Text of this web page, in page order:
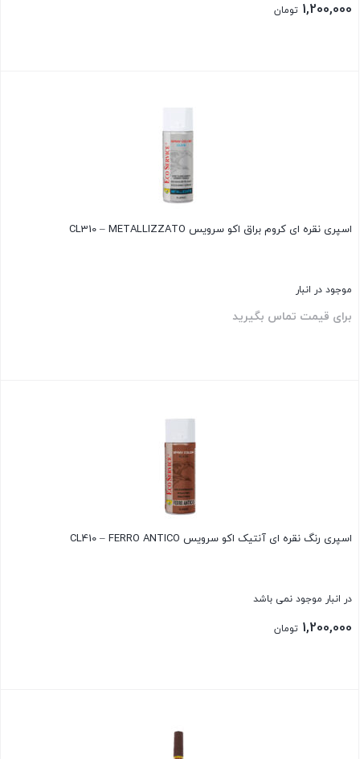
1,200,000 تومان
اسپری نقره ای کروم براق اکو سرویس CL310 – METALLIZZATO
موجود در انبار
برای قیمت تماس بگیرید
اسپری رنگ نقره ای آنتیک اکو سرویس CL410 – FERRO ANTICO
در انبار موجود نمی باشد
1,200,000 تومان